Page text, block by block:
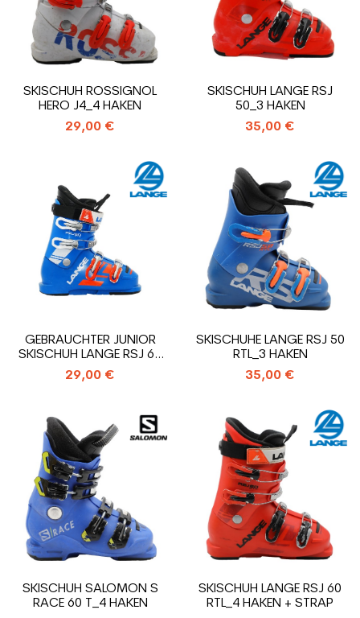
SKISCHUH ROSSIGNOL
HERO J4_4 HAKEN
29,00 €
SKISCHUH LANGE RSJ
50_3 HAKEN
35,00 €
GEBRAUCHTER JUNIOR
SKISCHUH LANGE RSJ 60
RTL_4 HAKEN...
29,00 €
SKISCHUHE LANGE RSJ 50
RTL_3 HAKEN
35,00 €
SKISCHUH SALOMON S
RACE 60 T_4 HAKEN
SKISCHUH LANGE RSJ 60
RTL_4 HAKEN + STRAP